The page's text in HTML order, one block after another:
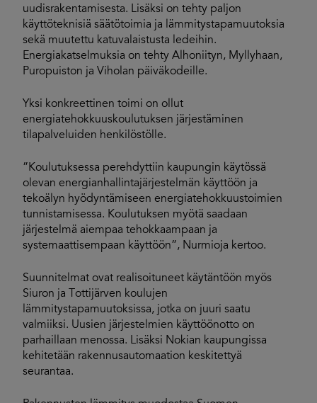
uudisrakentamisesta. Lisäksi on tehty paljon
käyttöteknisiä säätötoimia ja lämmitystapamuutoksia
sekä muutettu katuvalaistusta ledeihin.
Energiakatselmuksia on tehty Alhoniityn, Myllyhaan,
Puropuiston ja Viholan päiväkodeille.
Yksi konkreettinen toimi on ollut
energiatehokkuuskoulutuksen järjestäminen
tilapalveluiden henkilöstölle.
”Koulutuksessa perehdyttiin kaupungin käytössä
olevan energianhallintajärjestelmän käyttöön ja
tekoälyn hyödyntämiseen energiatehokkuustoimien
tunnistamisessa. Koulutuksen myötä saadaan
järjestelmä aiempaa tehokkaampaan ja
systemaattisempaan käyttöön”, Nurmioja kertoo.
Suunnitelmat ovat realisoituneet käytäntöön myös
Siuron ja Tottijärven koulujen
lämmitystapamuutoksissa, jotka on juuri saatu
valmiiksi. Uusien järjestelmien käyttöönotto on
parhaillaan menossa. Lisäksi Nokian kaupungissa
kehitetään rakennusautomaation keskitettyä
seurantaa.